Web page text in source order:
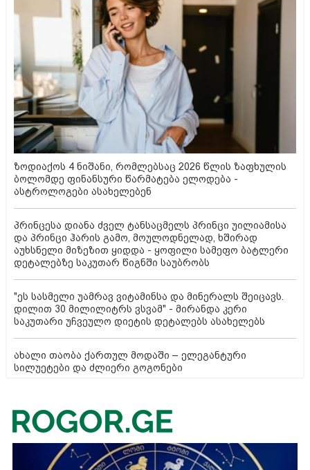
ზოდიაქოს 4 ნიშანი, რომლებსაც 2026 წლის ზაფხულის
ბოლომდე ფინანსური წარმატება ელოდება -
ასტროლოგები ასახელებენ
პრინცესა დიანა ძველ ტანსაცმელს პრინცი უილიამისა
და პრინცი ჰარის გამო, მოულოდნელად, ხშირად
აუხსნელი მიზეზით ყიდდა - ყოფილი სამეფო ბატლერი
დეტალებზე საკუთარ წიგნში საუბრობს
"ეს სასმელი უამრავ ვიტამინსა და მინერალს შეიცავს.
დილით 30 მილილიტრს ვსვამ" - მირანდა კერი
საკუთარი უჩვეულო დიეტის დეტალებს ასახელებს
ახალი თაობა ქართულ მოდაში – ელეგანტური
სილუეტები და ძლიერი გოგონები